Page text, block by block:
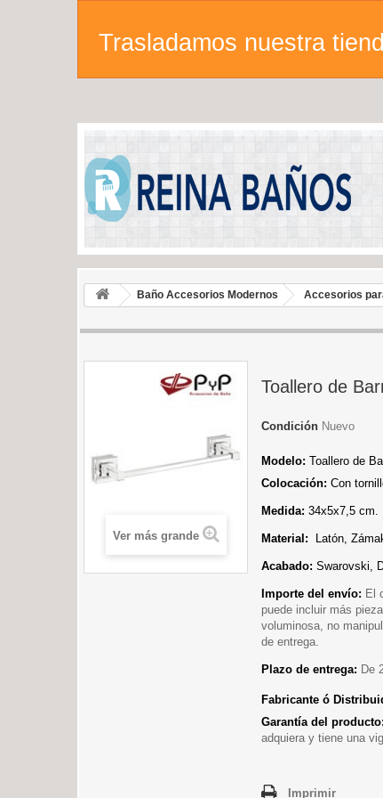
Trasladamos nuestra
Baño Accesorios Modernos Accesorios
Ver más grande
Toallero de
Condición Nuevo
Modelo: Toallero de
Colocación: Con
Medida: 34x5x7,5 cm.
Material: Latón,
Acabado: Swarovski,
Importe del envío: El
puede incluir más
voluminosa, no
de entrega.
Plazo de entrega: De
Fabricante ó
Garantía del producto:
adquiera y tiene una
Imprimir